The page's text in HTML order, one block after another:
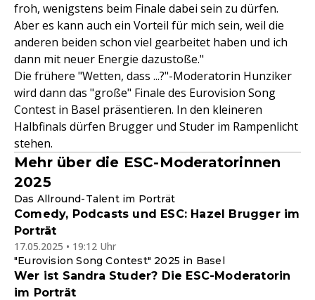
froh, wenigstens beim Finale dabei sein zu dürfen.
Aber es kann auch ein Vorteil für mich sein, weil die
anderen beiden schon viel gearbeitet haben und ich
dann mit neuer Energie dazustoße."
Die frühere "Wetten, dass ...?"-Moderatorin Hunziker
wird dann das "große" Finale des Eurovision Song
Contest in Basel präsentieren. In den kleineren
Halbfinals dürfen Brugger und Studer im Rampenlicht
stehen.
Mehr über die ESC-Moderatorinnen
2025
Das Allround-Talent im Porträt
Comedy, Podcasts und ESC: Hazel Brugger im
Porträt
17.05.2025 • 19:12 Uhr
"Eurovision Song Contest" 2025 in Basel
Wer ist Sandra Studer? Die ESC-Moderatorin
im Porträt